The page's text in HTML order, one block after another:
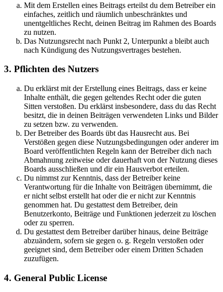
Mit dem Erstellen eines Beitrags erteilst du dem Betreiber ein
einfaches, zeitlich und räumlich unbeschränktes und
unentgeltliches Recht, deinen Beitrag im Rahmen des Boards
zu nutzen.
Das Nutzungsrecht nach Punkt 2, Unterpunkt a bleibt auch
nach Kündigung des Nutzungsvertrages bestehen.
3. Pflichten des Nutzers
Du erklärst mit der Erstellung eines Beitrags, dass er keine
Inhalte enthält, die gegen geltendes Recht oder die guten
Sitten verstoßen. Du erklärst insbesondere, dass du das Recht
besitzt, die in deinen Beiträgen verwendeten Links und Bilder
zu setzen bzw. zu verwenden.
Der Betreiber des Boards übt das Hausrecht aus. Bei
Verstößen gegen diese Nutzungsbedingungen oder anderer im
Board veröffentlichten Regeln kann der Betreiber dich nach
Abmahnung zeitweise oder dauerhaft von der Nutzung dieses
Boards ausschließen und dir ein Hausverbot erteilen.
Du nimmst zur Kenntnis, dass der Betreiber keine
Verantwortung für die Inhalte von Beiträgen übernimmt, die
er nicht selbst erstellt hat oder die er nicht zur Kenntnis
genommen hat. Du gestattest dem Betreiber, dein
Benutzerkonto, Beiträge und Funktionen jederzeit zu löschen
oder zu sperren.
Du gestattest dem Betreiber darüber hinaus, deine Beiträge
abzuändern, sofern sie gegen o. g. Regeln verstoßen oder
geeignet sind, dem Betreiber oder einem Dritten Schaden
zuzufügen.
4. General Public License